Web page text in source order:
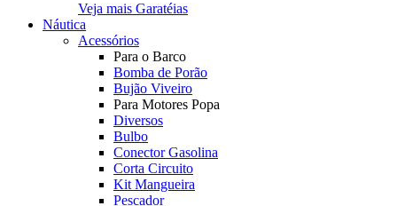
Veja mais Garatéias
Náutica
Acessórios
Para o Barco
Bomba de Porão
Bujão Viveiro
Para Motores Popa
Diversos
Bulbo
Conector Gasolina
Corta Circuito
Kit Mangueira
Pescador